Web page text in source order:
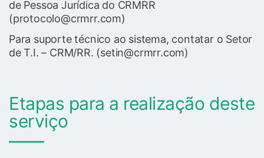
de Pessoa Jurídica do CRMRR
(protocolo@crmrr.com)
Para suporte técnico ao sistema, contatar o Setor
de T.I. – CRM/RR. (setin@crmrr.com)
Etapas para a realização deste
serviço